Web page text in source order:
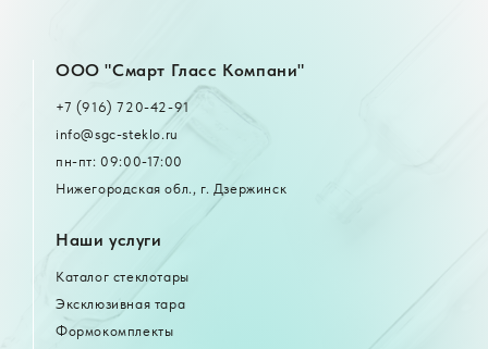
OOO "Смарт Гласс Компани"
+7 (916) 720-42-91
info@sgc-steklo.ru
пн-пт: 09:00-17:00
Нижегородская обл., г. Дзержинск
Наши услуги
Каталог стеклотары
Эксклюзивная тара
Формокомплекты